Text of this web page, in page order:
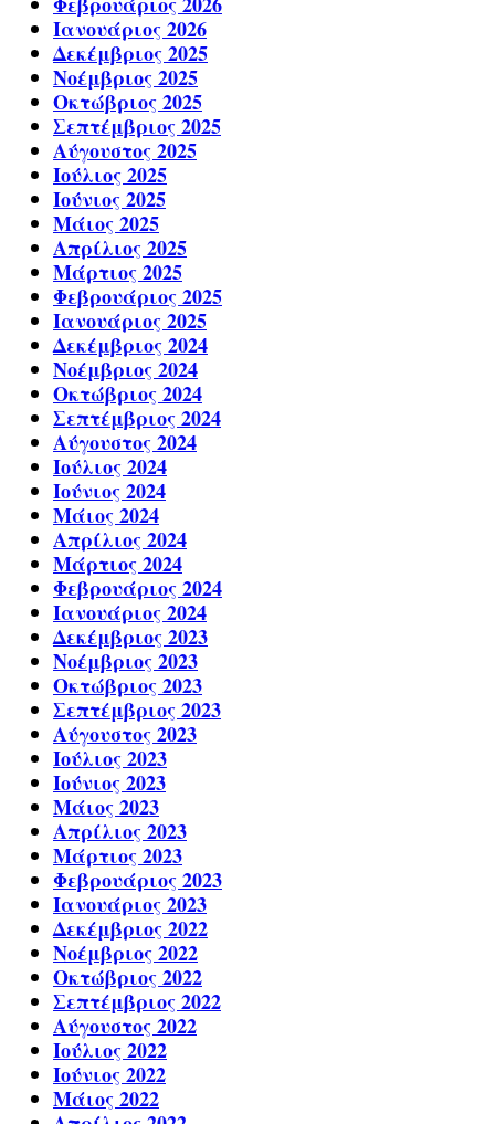
Ιανουάριος 2026
Δεκέμβριος 2025
Νοέμβριος 2025
Οκτώβριος 2025
Σεπτέμβριος 2025
Αύγουστος 2025
Ιούλιος 2025
Ιούνιος 2025
Μάιος 2025
Απρίλιος 2025
Μάρτιος 2025
Φεβρουάριος 2025
Ιανουάριος 2025
Δεκέμβριος 2024
Νοέμβριος 2024
Οκτώβριος 2024
Σεπτέμβριος 2024
Αύγουστος 2024
Ιούλιος 2024
Ιούνιος 2024
Μάιος 2024
Απρίλιος 2024
Μάρτιος 2024
Φεβρουάριος 2024
Ιανουάριος 2024
Δεκέμβριος 2023
Νοέμβριος 2023
Οκτώβριος 2023
Σεπτέμβριος 2023
Αύγουστος 2023
Ιούλιος 2023
Ιούνιος 2023
Μάιος 2023
Απρίλιος 2023
Μάρτιος 2023
Φεβρουάριος 2023
Ιανουάριος 2023
Δεκέμβριος 2022
Νοέμβριος 2022
Οκτώβριος 2022
Σεπτέμβριος 2022
Αύγουστος 2022
Ιούλιος 2022
Ιούνιος 2022
Μάιος 2022